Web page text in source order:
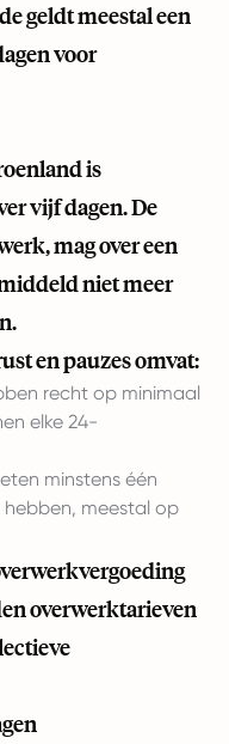
geldt meestal een
voor
is
vijf dagen. De
mag over een
niet meer
en pauzes omvat:
recht op minimaal
elke 24-
minstens één
hebben, meestal op
overwerktarieven